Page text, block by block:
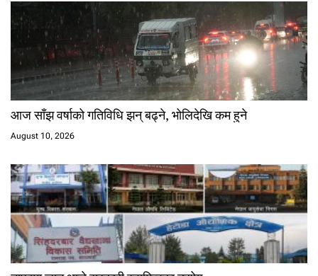
आज साँझ वर्षाको गतिविधि झन् बढ्ने, भोलिदेखि कम हुने
August 10, 2026